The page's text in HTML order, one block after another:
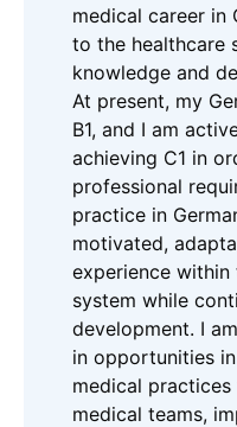
medical career in
to the healthcare
knowledge and
At present, my
B1, and I am
achieving C1 in
professional
practice in
motivated,
experience within
system while
development. I
in opportunities
medical
medical teams,